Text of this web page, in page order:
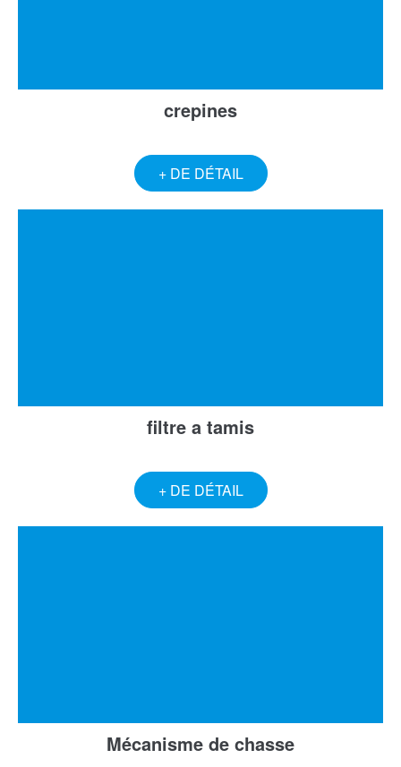
crepines
+ DE DÉTAIL
filtre a tamis
+ DE DÉTAIL
Mécanisme de chasse